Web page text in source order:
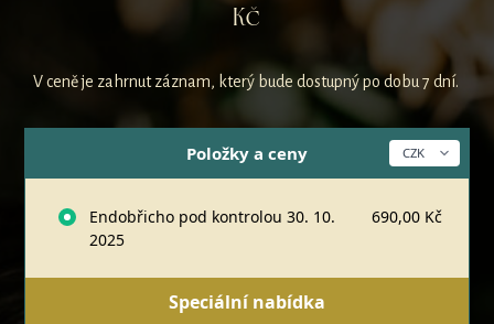
Kč
V ceně je zahrnut záznam, který bude dostupný po dobu 7 dní.
Položky a ceny
Endobřicho pod kontrolou 30. 10.
2025
690,00 Kč
Speciální nabídka